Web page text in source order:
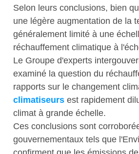
Selon leurs conclusions, bien
une légère augmentation de la
généralement limité à une
réchauffement climatique à
Le Groupe d'experts
examiné la question du
rapports sur le changement
climatiseurs est rapidement
climat à grande échelle.
Ces conclusions sont
gouvernementaux tels que